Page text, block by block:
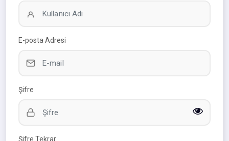
E-posta Adresi
Şifre
Şifre Tekrar